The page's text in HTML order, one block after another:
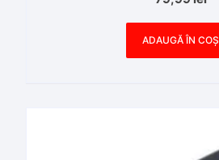
ADAUGĂ ÎN COȘ